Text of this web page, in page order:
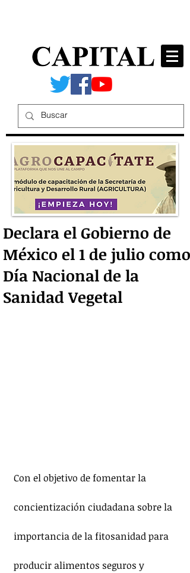
Declara el Gobierno de
México el 1 de julio como
Día Nacional de la
Sanidad Vegetal
Con el objetivo de fomentar la
concientización ciudadana sobre la
importancia de la fitosanidad para
producir alimentos seguros y